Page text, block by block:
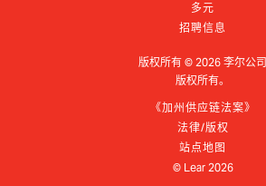
多元
招聘信息
版权所有 © 2026 李尔公司
版权所有。
《加州供应链法案》
法律/版权
站点地图
© Lear 2026